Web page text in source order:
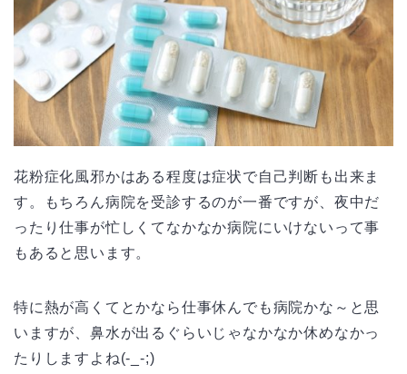
花粉症化風邪かはある程度は症状で自己判断も出来ま
す。もちろん病院を受診するのが一番ですが、夜中だ
ったり仕事が忙しくてなかなか病院にいけないって事
もあると思います。
特に熱が高くてとかなら仕事休んでも病院かな～と思
いますが、鼻水が出るぐらいじゃなかなか休めなかっ
たりしますよね(-_-;)